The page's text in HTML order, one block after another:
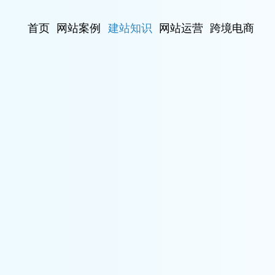
首页 网站案例 建站知识 网站运营 跨境电商